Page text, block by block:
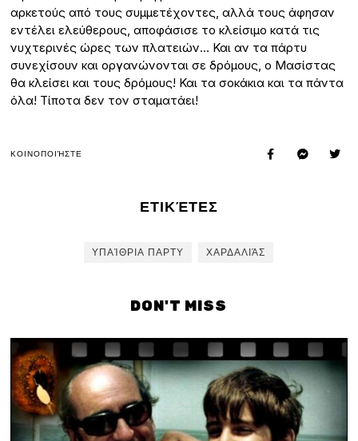
αρκετούς από τους συμμετέχοντες, αλλά τους άφησαν
εντέλει ελεύθερους, αποφάσισε το κλείσιμο κατά τις
νυχτερινές ώρες των πλατειών… Και αν τα πάρτυ
συνεχίσουν και οργανώνονται σε δρόμους, ο Μασίστας
θα κλείσει και τους δρόμους! Και τα σοκάκια και τα πάντα
όλα! Τίποτα δεν τον σταματάει!
ΚΟΙΝΟΠΟΙΉΣΤΕ
ΕΤΙΚΈΤΕΣ
ΥΠΑΊΘΡΙΑ ΠΑΡΤΥ ΧΑΡΔΑΛΙΆΣ
DON'T MISS